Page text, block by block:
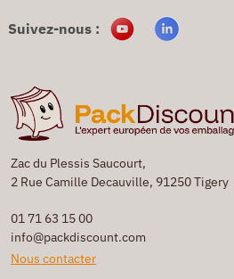
Zac du Plessis Saucourt,
2 Rue Camille Decauville, 91250 Tigery
01 71 63 15 00
info@packdiscount.com
Nous contacter
Suivez-nous :